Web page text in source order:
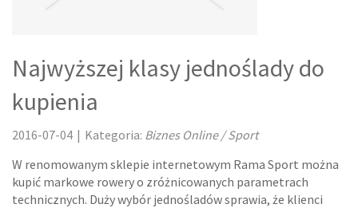
Najwyższej klasy jednoślady do
kupienia
2016-07-04 | Kategoria: Biznes Online / Sport
W renomowanym sklepie internetowym Rama Sport można
kupić markowe rowery o zróżnicowanych parametrach
technicznych. Duży wybór jednośladów sprawia, że klienci